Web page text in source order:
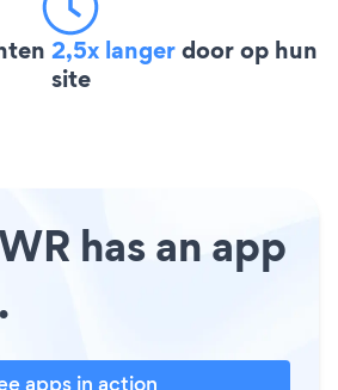
2,5x langerdoor op hun
site
has an app
apps in action